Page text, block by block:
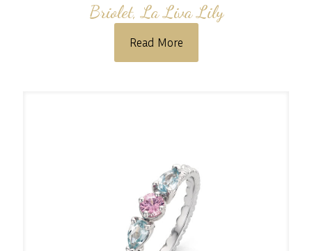
Briolet, La Liva Lily
Read More